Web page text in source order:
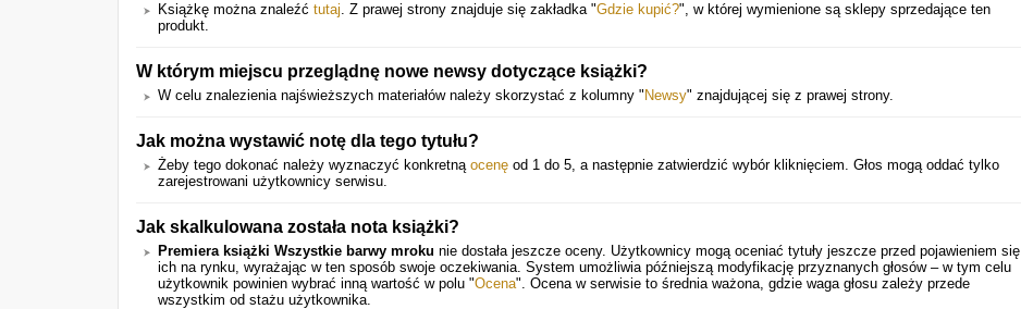
Książkę można znaleźć tutaj. Z prawej strony znajduje się zakładka "Gdzie kupić?", w której wymienione są sklepy sprzedające ten
produkt.
W którym miejscu przeglądnę nowe newsy dotyczące książki?
W celu znalezienia najświeższych materiałów należy skorzystać z kolumny " Newsy" znajdującej się z prawej strony.
Jak można wystawić notę dla tego tytułu?
Żeby tego dokonać należy wyznaczyć konkretną ocenę od 1 do 5, a następnie zatwierdzić wybór kliknięciem. Głos mogą oddać tylko
zarejestrowani użytkownicy serwisu.
Jak skalkulowana została nota książki?
Premiera książki Wszystkie barwy mroku nie dostała jeszcze oceny. Użytkownicy mogą oceniać tytuły jeszcze przed pojawieniem się
ich na rynku, wyrażając w ten sposób swoje oczekiwania. System umożliwia późniejszą modyfikację przyznanych głosów – w tym celu
użytkownik powinien wybrać inną wartość w polu "Ocena". Ocena w serwisie to średnia ważona, gdzie waga głosu zależy przede
wszystkim od stażu użytkownika.